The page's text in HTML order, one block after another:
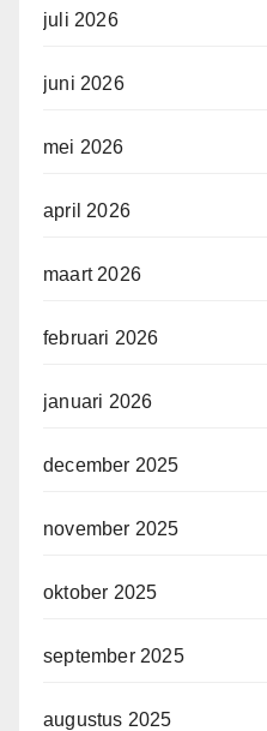
juli 2026
juni 2026
mei 2026
april 2026
maart 2026
februari 2026
januari 2026
december 2025
november 2025
oktober 2025
september 2025
augustus 2025